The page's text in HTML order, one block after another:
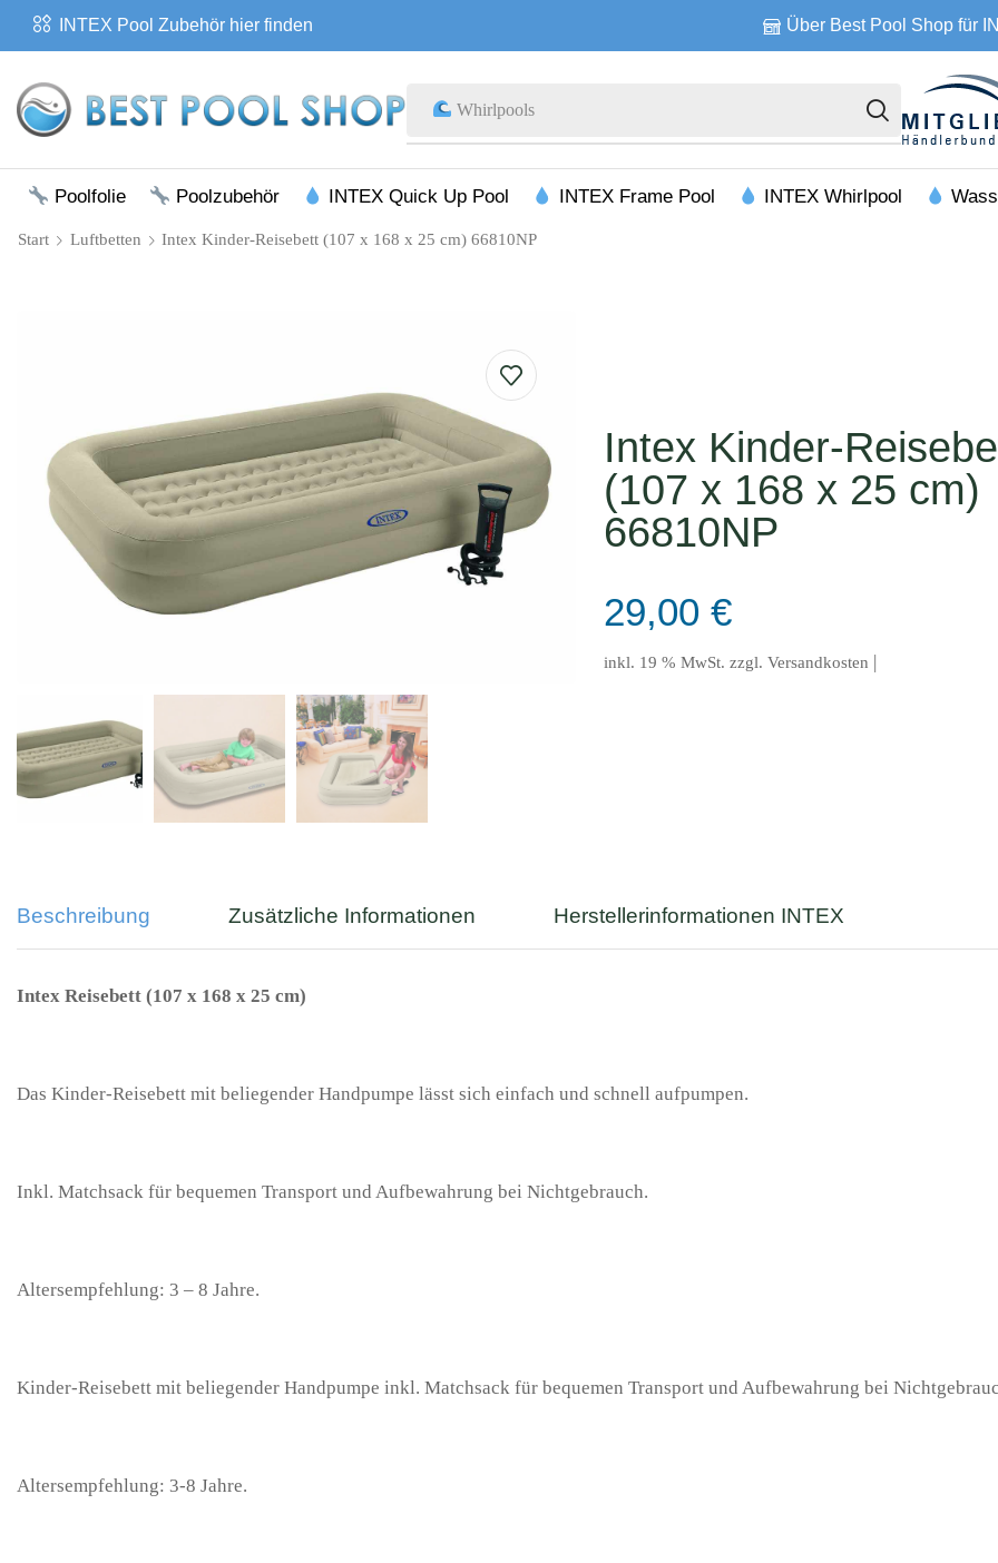
INTEX Pool Zubehör hier finden Über Best Pool Shop für
Whirlpools
Poolfolie Poolzubehör INTEX Quick Up Pool INTEX Frame Pool INTEX Whirlpool
Start Luftbetten Intex Kinder-Reisebett (107 x 168 x 25 cm) 66810NP
Intex Kinder-
(107 x 168 x 25 cm)
66810NP
29,00 €
inkl. 19 % MwSt. zzgl. Versandkosten |
Beschreibung Zusätzliche Informationen Herstellerinformationen INTEX
Intex Reisebett (107 x 168 x 25 cm)
Das Kinder-Reisebett mit beliegender Handpumpe lässt sich einfach und schnell aufpumpen.
Inkl. Matchsack für bequemen Transport und Aufbewahrung bei Nichtgebrauch.
Altersempfehlung: 3 – 8 Jahre.
Kinder-Reisebett mit beliegender Handpumpe inkl. Matchsack für bequemen Transport und Aufbewahrung bei
Altersempfehlung: 3-8 Jahre.